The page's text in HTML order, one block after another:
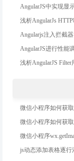
AngularJS中实现显
浅析AngularJs
Angularjs注入拦截
AngularJS进行性能
浅析AngularJS Filter
微信小程序如何获
微信小程序如何获
微信小程序
js动态添加表格逐